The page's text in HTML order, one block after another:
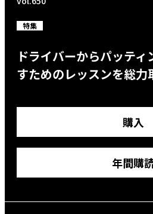
特集
ドライバーからパッテ
すためのレッスンを総力
購入
年間購